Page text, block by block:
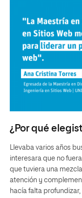
¿Por qué
Llevaba varios años
interesara que no
que tuviera una
atención y
hacía falta